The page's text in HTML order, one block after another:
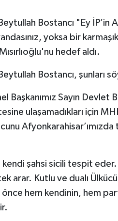
Bostancı "Ey İP’in
yoksa bir
hedef aldı.
Bostancı, şunları
Başkanımız Sayın Devlet
ulaşamadıkları için
Afyonkarahisar’ımızda
kendi şahsi sicili tespit
arar. Kutlu ve dualı
hem kendinin, hem